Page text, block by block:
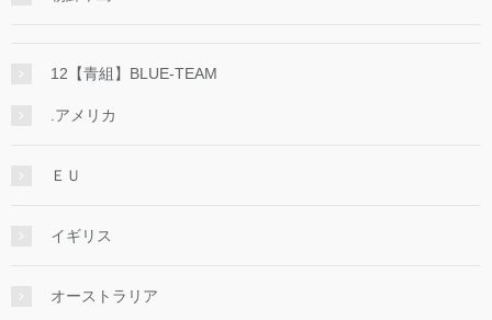
12【青組】BLUE-TEAM
.アメリカ
ＥＵ
イギリス
オーストラリア